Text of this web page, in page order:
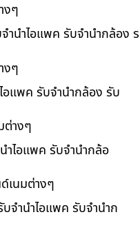
งๆ
ำนำไอแพค รับจำนำกล้อง ร
งๆ
อแพค รับจำนำกล้อง รับ
ต่างๆ
ำไอแพค รับจำนำกล้อ
เนมต่างๆ
จำนำไอแพค รับจำนำก